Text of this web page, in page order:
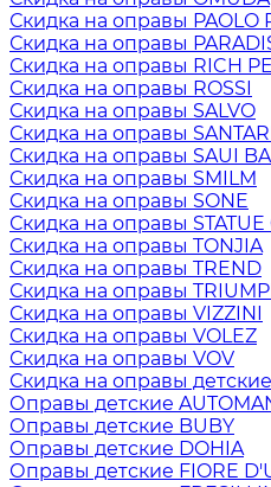
Скидка на оправы PAOLO
Скидка на оправы
Скидка на оправы RICH
Скидка на оправы ROSSI
Скидка на оправы SALVO
Скидка на оправы
Скидка на оправы SAUI
Скидка на оправы SMILM
Скидка на оправы SONE
Скидка на оправы STATUE
Скидка на оправы TONJIA
Скидка на оправы TREND
Скидка на оправы
Скидка на оправы VIZZINI
Скидка на оправы VOLEZ
Скидка на оправы VOV
Скидка на оправы
Оправы детские
Оправы детские BUBY
Оправы детские DOHIA
Оправы детские FIORE